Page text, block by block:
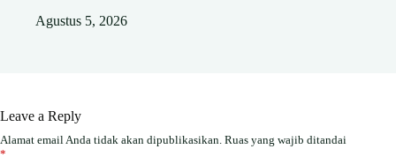
Agustus 5, 2026
Leave a Reply
Alamat email Anda tidak akan dipublikasikan. Ruas yang wajib ditandai
*